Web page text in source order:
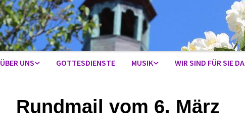
ÜBER UNS GOTTESDIENSTE MUSIK WIR SIND FÜR SIE DA
Rundmail vom 6. März